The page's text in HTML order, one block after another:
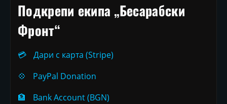
Подкрепи екипа „Бесарабски
Фронт“
💳
Дари с карта (Stripe)
💠
PayPal Donation
🏦
Bank Account (BGN)